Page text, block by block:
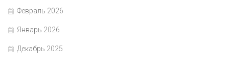
Февраль 2026
Январь 2026
Декабрь 2025